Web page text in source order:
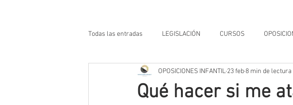
Todas las entradas LEGISLACIÓN CURSOS
TRIBUNAL OPOSICIONES SUPUESTOS PRÁCTICOS
Qué hacer si me
OPOSICIONES INFANTIL 23 feb 8 min de lectura